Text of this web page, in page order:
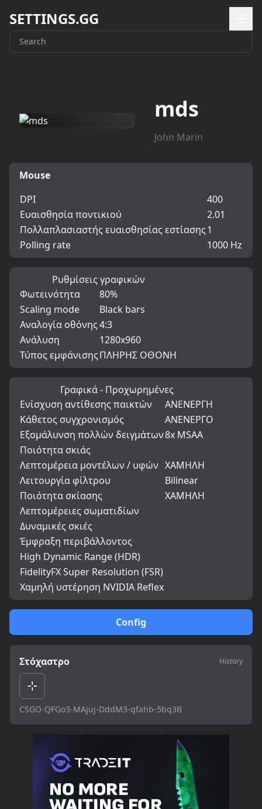
SETTINGS.GG
mds
John Marin
Config
Στόχαστρο History
CSGO-QFGo3-MAjuj-DddM3-qfahb-5bq3B
Mouse
DPI
400
Ευαισθησία ποντικιού
2.01
Πολλαπλασιαστής ευαισθησίας εστίασης1
Polling rate
1000 Hz
Ρυθμίσεις γραφικών
Φωτεινότητα
80%
Scaling mode
Black bars
Αναλογία οθόνης4:3
Ανάλυση
1280x960
Τύπος εμφάνισηςΠΛΗΡΗΣ ΟΘΟΝΗ
Γραφικά - Προχωρημένες
Ενίσχυση αντίθεσης παικτών
ΑΝΕΝΕΡΓΗ
Κάθετος συγχρονισμός
ΑΝΕΝΕΡΓΟ
Εξομάλυνση πολλών δειγμάτων8x MSAA
Ποιότητα σκιάς
Λεπτομέρεια μοντέλων / υφών ΧΑΜΗΛΗ
Λειτουργία φίλτρου
Bilinear
Ποιότητα σκίασης
ΧΑΜΗΛΗ
Λεπτομέρειες σωματιδίων
Δυναμικές σκιές
Έμφραξη περιβάλλοντος
High Dynamic Range (HDR)
FidelityFX Super Resolution (FSR)
Χαμηλή υστέρηση NVIDIA Reflex